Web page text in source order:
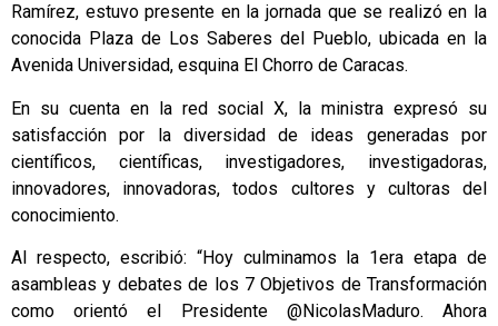
Ramírez, estuvo presente en la jornada que se realizó en la
conocida Plaza de Los Saberes del Pueblo, ubicada en la
Avenida Universidad, esquina El Chorro de Caracas.
En su cuenta en la red social X, la ministra expresó su
satisfacción por la diversidad de ideas generadas por
científicos, científicas, investigadores, investigadoras,
innovadores, innovadoras, todos cultores y cultoras del
conocimiento.
Al respecto, escribió: “Hoy culminamos la 1era etapa de
asambleas y debates de los 7 Objetivos de Transformación
como orientó el Presidente @NicolasMaduro. Ahora